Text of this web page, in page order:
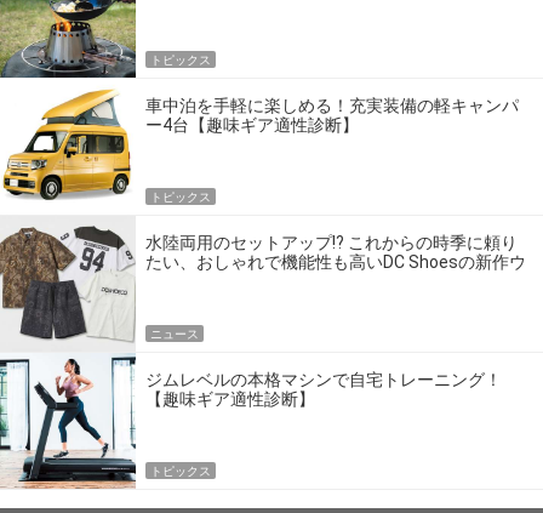
トピックス
車中泊を手軽に楽しめる！充実装備の軽キャンパ
ー4台【趣味ギア適性診断】
トピックス
水陸両用のセットアップ!? これからの時季に頼り
たい、おしゃれで機能性も高いDC Shoesの新作ウ
ニュース
ジムレベルの本格マシンで自宅トレーニング！
【趣味ギア適性診断】
トピックス